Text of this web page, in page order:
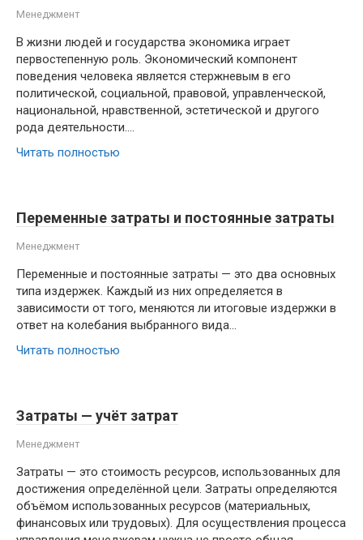
Менеджмент
В жизни людей и государства экономика играет
первостепенную роль. Экономический компонент
поведения человека является стержневым в его
политической, социальной, правовой, управленческой,
национальной, нравственной, эстетической и другого
рода деятельности….
Читать полностью
Переменные затраты и постоянные затраты
Менеджмент
Переменные и постоянные затраты — это два основных
типа издержек. Каждый из них определяется в
зависимости от того, меняются ли итоговые издержки в
ответ на колебания выбранного вида…
Читать полностью
Затраты — учёт затрат
Менеджмент
Затраты — это стоимость ресурсов, использованных для
достижения определённой цели. Затраты определяются
объёмом использованных ресурсов (материальных,
финансовых или трудовых). Для осуществления процесса